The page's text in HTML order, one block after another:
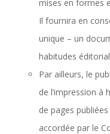
mises en formes
Il fournira en
unique – un
habitudes
Par ailleurs, le
de l’impression à
de pages
accordée par le